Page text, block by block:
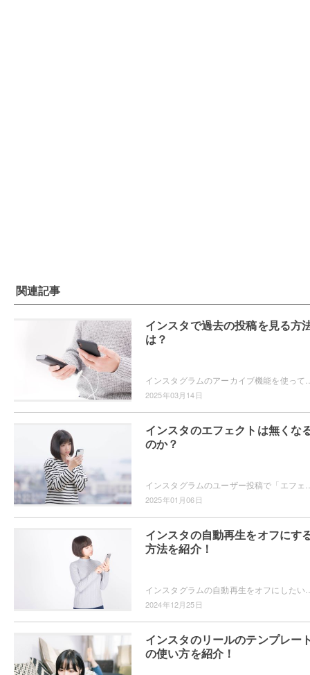
関連記事
インスタで過去の投稿を見る方
は？
2025年03月14日
インスタのエフェクトは無くな
のか？
2025年01月06日
インスタの自動再生をオフにす
方法を紹介！
2024年12月25日
インスタのリールのテンプレー
の使い方を紹介！